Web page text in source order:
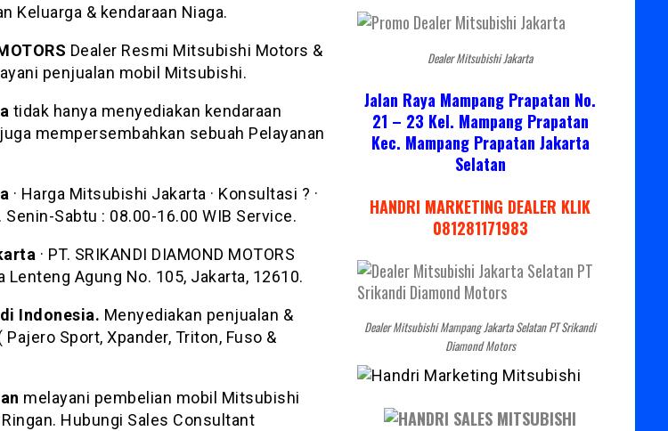
Keluarga & kendaraan Niaga.
Dealer Resmi Mitsubishi Motors &
penjualan mobil Mitsubishi.
tidak hanya menyediakan kendaraan
mempersembahkan sebuah Pelayanan
· Harga Mitsubishi Jakarta · Konsultasi ? ·
Senin-Sabtu : 08.00-16.00 WIB Service.
· PT. SRIKANDI DIAMOND MOTORS
Lenteng Agung No. 105, Jakarta, 12610.
Indonesia. Menyediakan penjualan &
Sport, Xpander, Triton, Fuso &
melayani pembelian mobil Mitsubishi
Hubungi Sales Consultant
Dealer Mitsubishi Jakarta
Jalan Raya Mampang Prapatan No.
21 – 23 Kel. Mampang Prapatan
Kec. Mampang Prapatan Jakarta
Selatan
HANDRI MARKETING DEALER KLIK
081281171983
Dealer Mitsubishi Mampang Jakarta Selatan PT Srikandi
Diamond Motors